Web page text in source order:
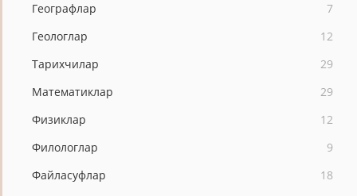
Географлар
7
Геологлар
12
Тарихчилар
29
Математиклар
29
Физиклар
12
Филологлар
9
Файласуфлар
18